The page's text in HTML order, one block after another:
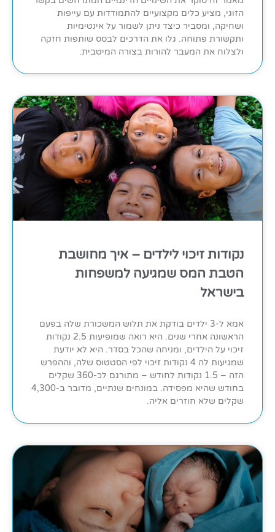
הזוגי, מציע כלים מקצועיים להתמודדות עם עייפות
ושחיקה, ומסביר כיצד ניתן לשמור על אינטימיות
ותקשורת פתוחה. גלו את הדרכים לבסס שותפות חזקה
ולצלוח את המעבר להורות בצורה המיטבית.
נקודות זיכוי לילדים – איך מחושבת
הטבת המס שמגיעה למשפחות
בישראל
אמא ל-3 ילדים בודקת את תלוש המשכורת שלה בפעם
הראשונה אחרי שנים. היא רואה שמופיעות 2.5 נקודות
זיכוי על הילדים, ומניחה שהכל בסדר. היא לא יודעת
שמגיעות לה 4 נקודות זיכוי לפי הסטטוס שלה, וההפרש
הזה – 1.5 נקודות לחודש – מתורגם לכ-360 שקלים
בחודש שהיא מפסידה. במונחים שנתיים, מדובר ב-4,300
שקלים שלא חוזרים אליה.